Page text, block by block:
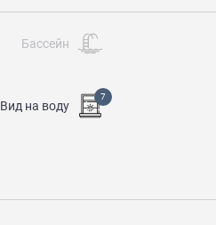
Бассейн
Вид на воду
7